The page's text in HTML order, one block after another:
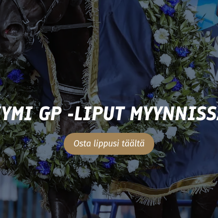
GP -LIPUT
Osta lippusi täältä